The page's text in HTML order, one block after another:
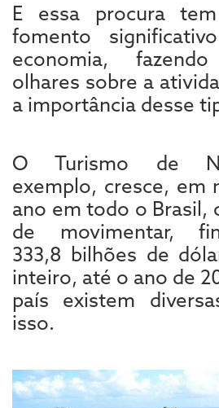
E essa procura
fomento
economia,
olhares sobre a
a importância desse
O Turismo de
exemplo, cresce, em
ano em todo o Brasil,
de movimentar,
333,8 bilhões de
inteiro, até o ano de
país existem
isso.